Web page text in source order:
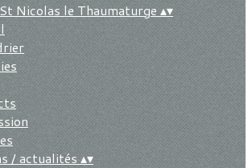
Nicolas le Thaumaturge▴▾
/ actualités▴▾